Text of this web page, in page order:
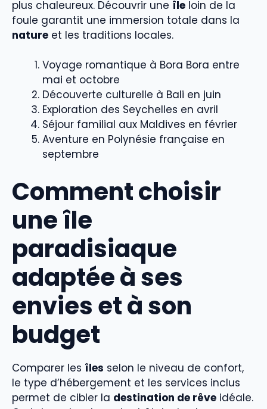
plus chaleureux. Découvrir une île loin de la
foule garantit une immersion totale dans la
nature et les traditions locales.
Voyage romantique à Bora Bora entre
mai et octobre
Découverte culturelle à Bali en juin
Exploration des Seychelles en avril
Séjour familial aux Maldives en février
Aventure en Polynésie française en
septembre
Comment choisir
une île
paradisiaque
adaptée à ses
envies et à son
budget
Comparer les îles selon le niveau de confort,
le type d’hébergement et les services inclus
permet de cibler la destination de rêve idéale.